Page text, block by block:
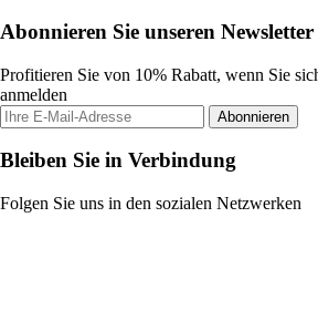
Abonnieren Sie unseren Newsletter
Profitieren Sie von 10% Rabatt, wenn Sie
anmelden
Abonnieren
Bleiben Sie in Verbindung
Folgen Sie uns in den sozialen Netzwerken